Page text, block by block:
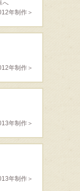
へ
年制作＞
年制作＞
年制作＞
年制作＞